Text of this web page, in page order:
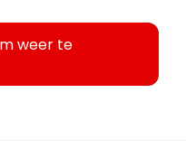
weer te